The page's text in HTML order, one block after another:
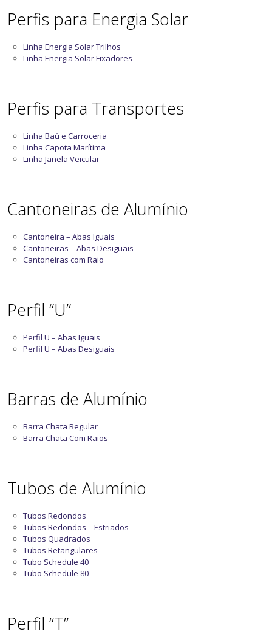
Perfis para Energia Solar
Linha Energia Solar Trilhos
Linha Energia Solar Fixadores
Perfis para Transportes
Linha Baú e Carroceria
Linha Capota Marítima
Linha Janela Veicular
Cantoneiras de Alumínio
Cantoneira – Abas Iguais
Cantoneiras – Abas Desiguais
Cantoneiras com Raio
Perfil “U”
Perfil U – Abas Iguais
Perfil U – Abas Desiguais
Barras de Alumínio
Barra Chata Regular
Barra Chata Com Raios
Tubos de Alumínio
Tubos Redondos
Tubos Redondos – Estriados
Tubos Quadrados
Tubos Retangulares
Tubo Schedule 40
Tubo Schedule 80
Perfil “T”